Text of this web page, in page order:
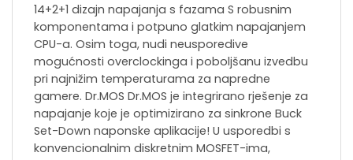
14+2+1 dizajn napajanja s fazama S robusnim
komponentama i potpuno glatkim napajanjem
CPU-a. Osim toga, nudi neusporedive
mogućnosti overclockinga i poboljšanu izvedbu
pri najnižim temperaturama za napredne
gamere. Dr.MOS Dr.MOS je integrirano rješenje za
napajanje koje je optimizirano za sinkrone Buck
Set-Down naponske aplikacije! U usporedbi s
konvencionalnim diskretnim MOSFET-ima,